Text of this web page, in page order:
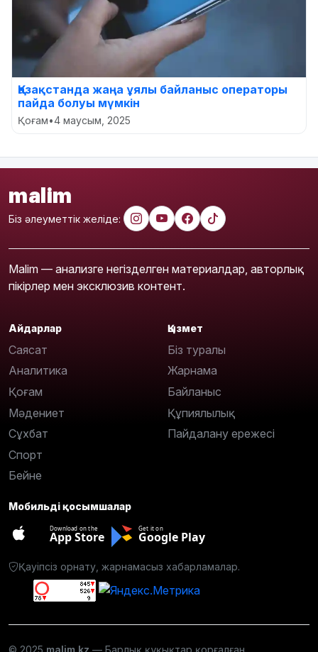
Қазақстанда жаңа ұялы байланыс операторы
пайда болуы мүмкін
Қоғам•4 маусым, 2025
malim
Біз әлеуметтік желіде:
Malim — анализге негізделген материалдар, авторлық
пікірлер мен эксклюзив контент.
Айдарлар
Саясат
Аналитика
Қоғам
Мәдениет
Сұхбат
Спорт
Бейне
Қызмет
Біз туралы
Жарнама
Байланыс
Құпиялылық
Пайдалану ережесі
Мобильді қосымшалар
Download on the
App Store
Get it on
Google Play
Қауіпсіз орнату, жарнамасыз хабарламалар.
© 2025 malim.kz — Барлық құқықтар қорғалған.